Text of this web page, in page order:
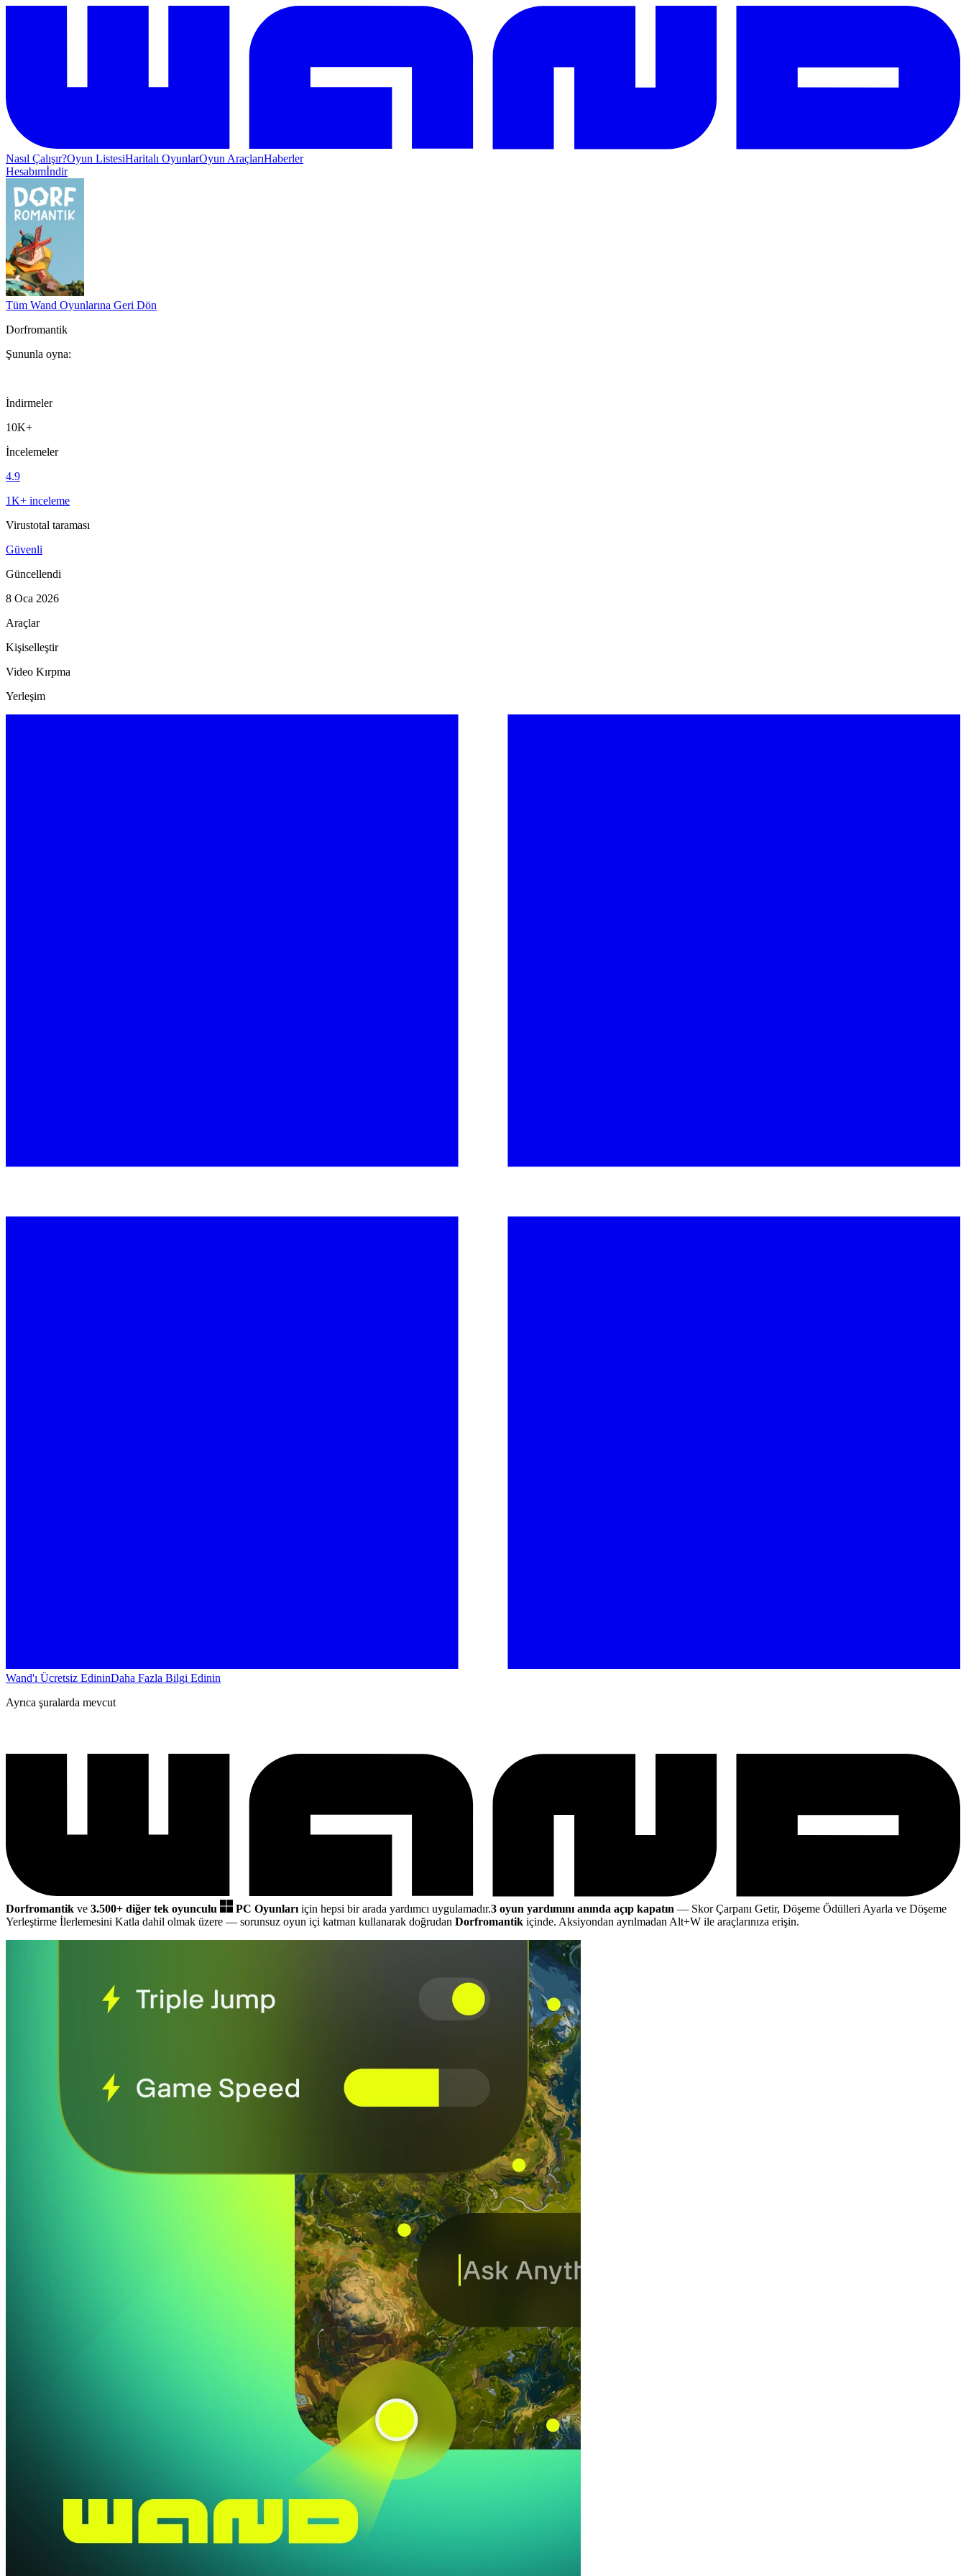
Nasıl Çalışır?Oyun ListesiHaritalı OyunlarOyun AraçlarıHaberler
Hesabımİndir
Tüm Wand Oyunlarına Geri Dön
Dorfromantik
Şununla oyna:
İndirmeler
10K+
İncelemeler
4.9
1K+ inceleme
Virustotal taraması
Güvenli
Güncellendi
8 Oca 2026
Araçlar
Kişiselleştir
Video Kırpma
Yerleşim
Wand'ı Ücretsiz EdininDaha Fazla Bilgi Edinin
Ayrıca şuralarda mevcut
Dorfromantik ve 3.500+ diğer tek oyunculu PC Oyunları için hepsi bir arada yardımcı uygulamadır.3 oyun yardımını anında açıp kapatın — Skor Çarpanı Getir, Döşeme Ödülleri Ayarla ve Döşeme
Yerleştirme İlerlemesini Katla dahil olmak üzere — sorunsuz oyun içi katman kullanarak doğrudan Dorfromantik içinde. Aksiyondan ayrılmadan Alt+W ile araçlarınıza erişin.